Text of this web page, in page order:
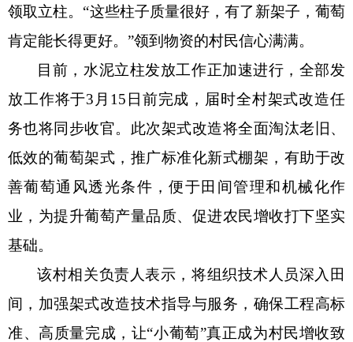
消防救援
公共资源交易和配置
社会公益事业建设
行政执法（事后公布）
领取立柱。 “这些柱子质量很好，有了新架子，葡萄
肯定能长得更好。”领到物资的村民信心满满。
目前，水泥立柱发放工作正加速进行，全部发
放工作将于3月15日前完成，届时全村架式改造任
务也将同步收官。此次架式改造将全面淘汰老旧、
低效的葡萄架式，推广标准化新式棚架，有助于改
善葡萄通风透光条件，便于田间管理和机械化作
业，为提升葡萄产量品质、促进农民增收打下坚实
基础。
该村相关负责人表示，将组织技术人员深入田
间，加强架式改造技术指导与服务，确保工程高标
准、高质量完成，让“小葡萄”真正成为村民增收致